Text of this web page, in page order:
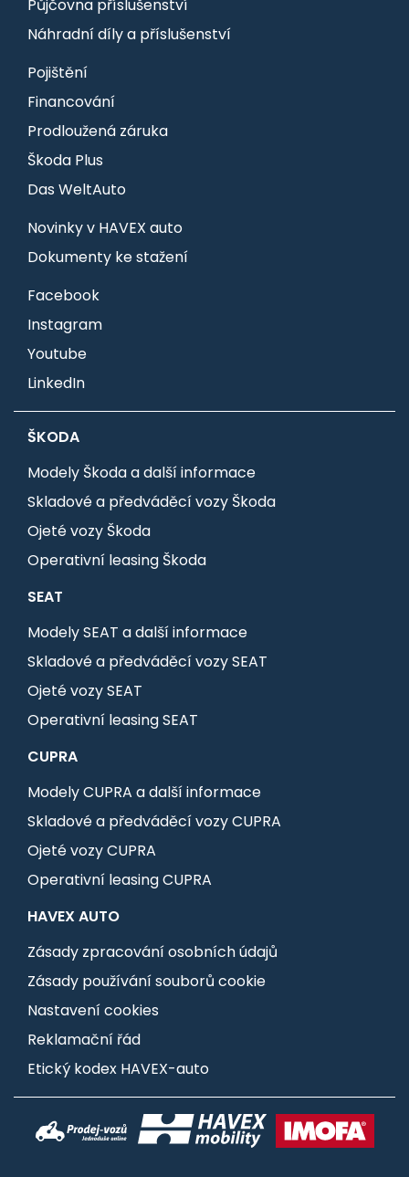
Půjčovna příslušenství
Náhradní díly a příslušenství
Pojištění
Financování
Prodloužená záruka
Škoda Plus
Das WeltAuto
Novinky v HAVEX auto
Dokumenty ke stažení
Facebook
Instagram
Youtube
LinkedIn
ŠKODA
Modely Škoda a další informace
Skladové a předváděcí vozy Škoda
Ojeté vozy Škoda
Operativní leasing Škoda
SEAT
Modely SEAT a další informace
Skladové a předváděcí vozy SEAT
Ojeté vozy SEAT
Operativní leasing SEAT
CUPRA
Modely CUPRA a další informace
Skladové a předváděcí vozy CUPRA
Ojeté vozy CUPRA
Operativní leasing CUPRA
HAVEX AUTO
Zásady zpracování osobních údajů
Zásady používání souborů cookie
Nastavení cookies
Reklamační řád
Etický kodex HAVEX-auto